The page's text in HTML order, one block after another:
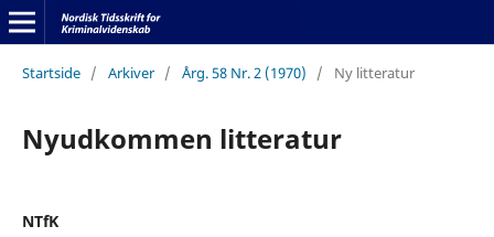
Startside / Arkiver / Årg. 58 Nr. 2 (1970) / Ny litteratur
Nyudkommen litteratur
NTfK